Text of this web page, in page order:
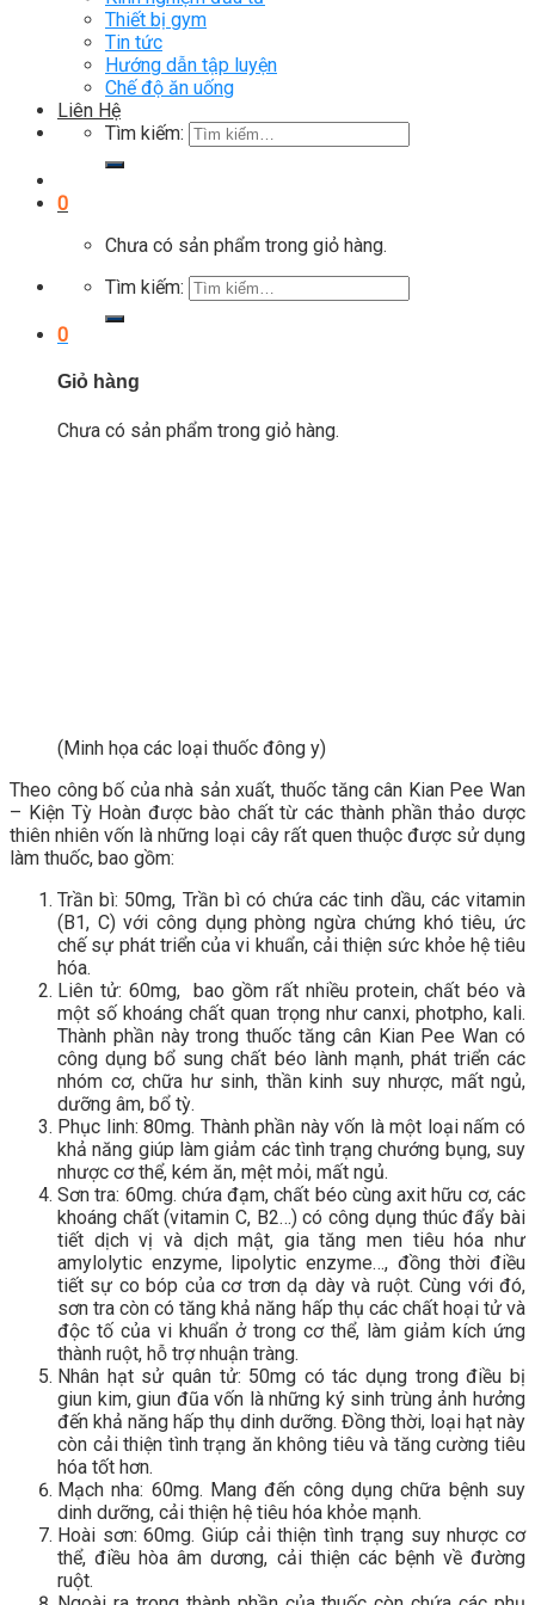
Thiết bị gym
Tin tức
Hướng dẫn tập luyện
Chế độ ăn uống
Liên Hệ
Tìm kiếm:
0
Chưa có sản phẩm trong giỏ hàng.
Tìm kiếm:
0
Giỏ hàng
Chưa có sản phẩm trong giỏ hàng.
(Minh họa các loại thuốc đông y)
Theo công bố của nhà sản xuất, thuốc tăng cân Kian Pee Wan
– Kiện Tỳ Hoàn được bào chất từ các thành phần thảo dược
thiên nhiên vốn là những loại cây rất quen thuộc được sử dụng
làm thuốc, bao gồm:
Trần bì: 50mg, Trần bì có chứa các tinh dầu, các vitamin
(B1, C) với công dụng phòng ngừa chứng khó tiêu, ức
chế sự phát triển của vi khuẩn, cải thiện sức khỏe hệ tiêu
hóa.
Liên tử: 60mg, bao gồm rất nhiều protein, chất béo và
một số khoáng chất quan trọng như canxi, photpho, kali.
Thành phần này trong thuốc tăng cân Kian Pee Wan có
công dụng bổ sung chất béo lành mạnh, phát triển các
nhóm cơ, chữa hư sinh, thần kinh suy nhược, mất ngủ,
dưỡng âm, bổ tỳ.
Phục linh: 80mg. Thành phần này vốn là một loại nấm có
khả năng giúp làm giảm các tình trạng chướng bụng, suy
nhược cơ thể, kém ăn, mệt mỏi, mất ngủ.
Sơn tra: 60mg. chứa đạm, chất béo cùng axit hữu cơ, các
khoáng chất (vitamin C, B2…) có công dụng thúc đẩy bài
tiết dịch vị và dịch mật, gia tăng men tiêu hóa như
amylolytic enzyme, lipolytic enzyme…, đồng thời điều
tiết sự co bóp của cơ trơn dạ dày và ruột. Cùng với đó,
sơn tra còn có tăng khả năng hấp thụ các chất hoại tử và
độc tố của vi khuẩn ở trong cơ thể, làm giảm kích ứng
thành ruột, hỗ trợ nhuận tràng.
Nhân hạt sử quân tử: 50mg có tác dụng trong điều bị
giun kim, giun đũa vốn là những ký sinh trùng ảnh hưởng
đến khả năng hấp thụ dinh dưỡng. Đồng thời, loại hạt này
còn cải thiện tình trạng ăn không tiêu và tăng cường tiêu
hóa tốt hơn.
Mạch nha: 60mg. Mang đến công dụng chữa bệnh suy
dinh dưỡng, cải thiện hệ tiêu hóa khỏe mạnh.
Hoài sơn: 60mg. Giúp cải thiện tình trạng suy nhược cơ
thể, điều hòa âm dương, cải thiện các bệnh về đường
ruột.